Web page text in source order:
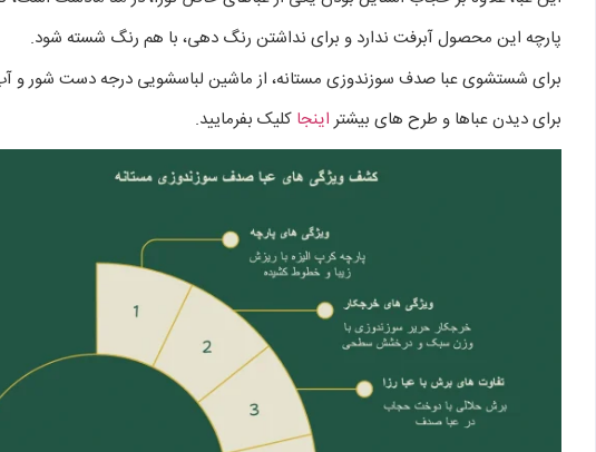
پارچه این محصول آبرفت ندارد و برای نداشتن رنگ دهی، با هم رنگ شسته شود.
برای شستشوی عبا صدف سوزندوزی مستانه، از ماشین لباسشویی درجه دست شور و آب سرد با دمای 30 درجه کمک بگیرید. حتما قبل از
برای دیدن عباها و طرح های بیشتراینجا کلیک بفرمایید.